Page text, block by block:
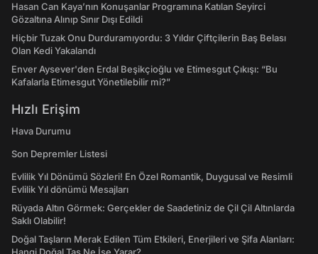
Hasan Can Kaya’nın Konuşanlar Programına Katılan Seyirci
Gözaltına Alınıp Sınır Dışı Edildi
Hiçbir Tuzak Onu Durduramıyordu: 3 Yıldır Çiftçilerin Baş Belası
Olan Kedi Yakalandı
Enver Aysever'den Erdal Beşikçioğlu ve Etimesgut Çıkışı: “Bu
Kafalarla Etimesgut Yönetilebilir mi?”
Hızlı Erişim
Hava Durumu
Son Depremler Listesi
Evlilik Yıl Dönümü Sözleri! En Özel Romantik, Duygusal ve Resimli
Evlilik Yıl dönümü Mesajları
Rüyada Altın Görmek: Gerçekler de Saadetiniz de Çil Çil Altınlarda
Saklı Olabilir!
Doğal Taşların Merak Edilen Tüm Etkileri, Enerjileri ve Şifa Alanları: